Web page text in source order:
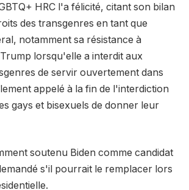
HRC l'a félicité, citant son bilan
des transgenres en tant que
notamment sa résistance à
lorsqu'elle a interdit aux
de servir ouvertement dans
appelé à la fin de l'interdiction
gays et bisexuels de donner leur
soutenu Biden comme candidat
s'il pourrait le remplacer lors